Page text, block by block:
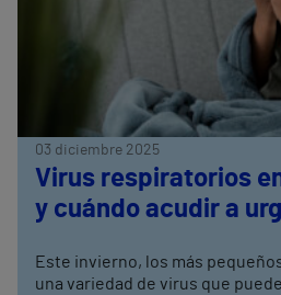
03 diciembre 2025
Virus respiratorios
y cuándo acudir a
Este invierno, los más
una variedad de virus que